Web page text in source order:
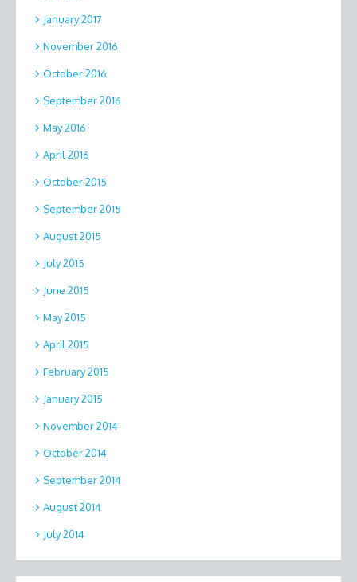
January 2017
November 2016
October 2016
September 2016
May 2016
April 2016
October 2015
September 2015
August 2015
July 2015
June 2015
May 2015
April 2015
February 2015
January 2015
November 2014
October 2014
September 2014
August 2014
July 2014